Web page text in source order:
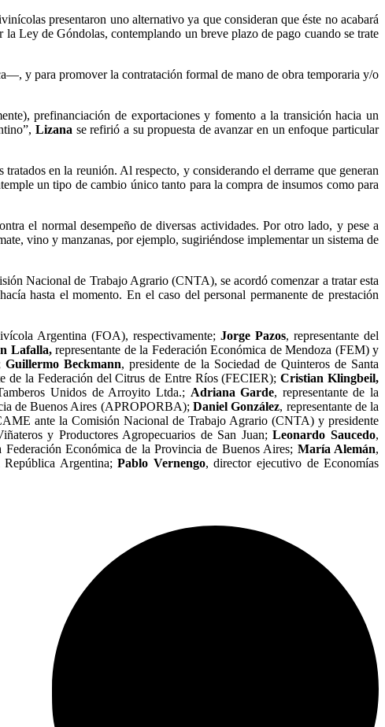
presentaron uno alternativo ya que consideran que éste no acabará
Ley de Góndolas, contemplando un breve plazo de pago cuando se trate
y para promover la contratación formal de mano de obra temporaria y/o
prefinanciación de exportaciones y fomento a la transición hacia un
Lizana se refirió a su propuesta de avanzar en un enfoque particular
en la reunión. Al respecto, y considerando el derrame que generan
un tipo de cambio único tanto para la compra de insumos como para
el normal desempeño de diversas actividades. Por otro lado, y pese a
vino y manzanas, por ejemplo, sugiriéndose implementar un sistema de
Nacional de Trabajo Agrario (CNTA), se acordó comenzar a tratar esta
hasta el momento. En el caso del personal permanente de prestación
Argentina (FOA), respectivamente; Jorge Pazos, representante del
Lafalla,representante de la Federación Económica de Mendoza (FEM) y
Guillermo Beckmann, presidente de la Sociedad de Quinteros de Santa
de la Federación del Citrus de Entre Ríos (FECIER);Cristian Klingbeil,
Unidos de Arroyito Ltda.; Adriana Garde, representante de la
de Buenos Aires (APROPORBA); Daniel González, representante de la
ante la Comisión Nacional de Trabajo Agrario (CNTA) y presidente
y Productores Agropecuarios de San Juan;Leonardo Saucedo,
Económica de la Provincia de Buenos Aires; María Alemán,
República Argentina;Pablo Vernengo, director ejecutivo de Economías